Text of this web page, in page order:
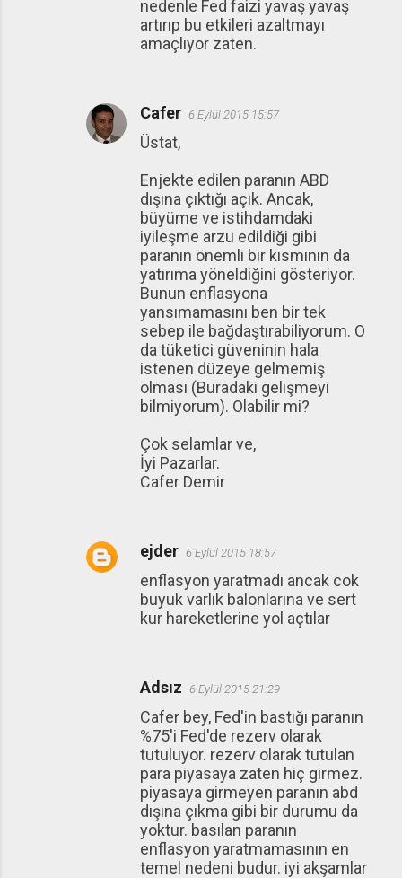
nedenle Fed faizi yavaş yavaş
artırıp bu etkileri azaltmayı
amaçlıyor zaten.
Cafer 6 Eylül 2015 15:57
Üstat,
Enjekte edilen paranın ABD
dışına çıktığı açık. Ancak,
büyüme ve istihdamdaki
iyileşme arzu edildiği gibi
paranın önemli bir kısmının da
yatırıma yöneldiğini gösteriyor.
Bunun enflasyona
yansımamasını ben bir tek
sebep ile bağdaştırabiliyorum. O
da tüketici güveninin hala
istenen düzeye gelmemiş
olması (Buradaki gelişmeyi
bilmiyorum). Olabilir mi?
Çok selamlar ve,
İyi Pazarlar.
Cafer Demir
ejder 6 Eylül 2015 18:57
enflasyon yaratmadı ancak cok
buyuk varlık balonlarına ve sert
kur hareketlerine yol açtılar
Adsız 6 Eylül 2015 21:29
Cafer bey, Fed'in bastığı paranın
%75'i Fed'de rezerv olarak
tutuluyor. rezerv olarak tutulan
para piyasaya zaten hiç girmez.
piyasaya girmeyen paranın abd
dışına çıkma gibi bir durumu da
yoktur. basılan paranın
enflasyon yaratmamasının en
temel nedeni budur. iyi akşamlar